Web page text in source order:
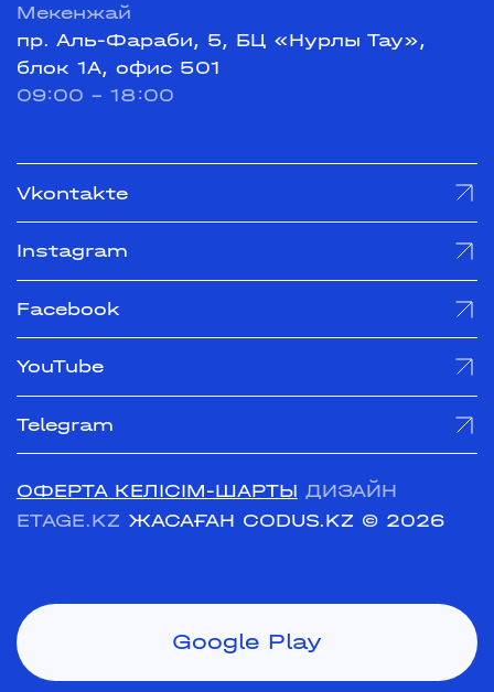
Мекенжай
пр. Аль-Фараби, 5, БЦ «Нурлы Тау»,
блок 1А, офис 501
09:00 - 18:00
Vkontakte
Instagram
Facebook
YouTube
Telegram
ОФЕРТА КЕЛІСІМ-ШАРТЫ ДИЗАЙН
ETAGE.KZ ЖАСАҒАН CODUS.KZ © 2026
Google Play